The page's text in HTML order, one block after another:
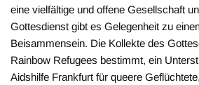
eine vielfältige und offene Gesellschaft
Gottesdienst gibt es Gelegenheit zu
Beisammensein. Die Kollekte des
Rainbow Refugees bestimmt, ein
Aidshilfe Frankfurt für queere